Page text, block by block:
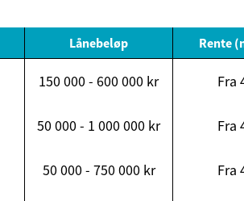
Lånebeløp Rente
150 000 - 600 000 kr Fra
50 000 - 1 000 000 kr Fra
50 000 - 750 000 kr Fra